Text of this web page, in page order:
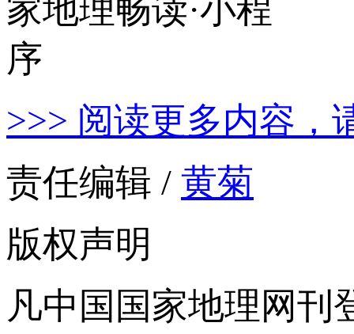
>>> 阅读更多内容，
责任编辑 / 黄菊
版权声明
凡中国国家地理网刊